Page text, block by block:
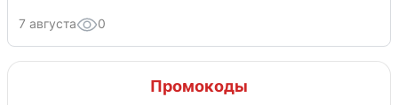
7 августа 0
Промокоды